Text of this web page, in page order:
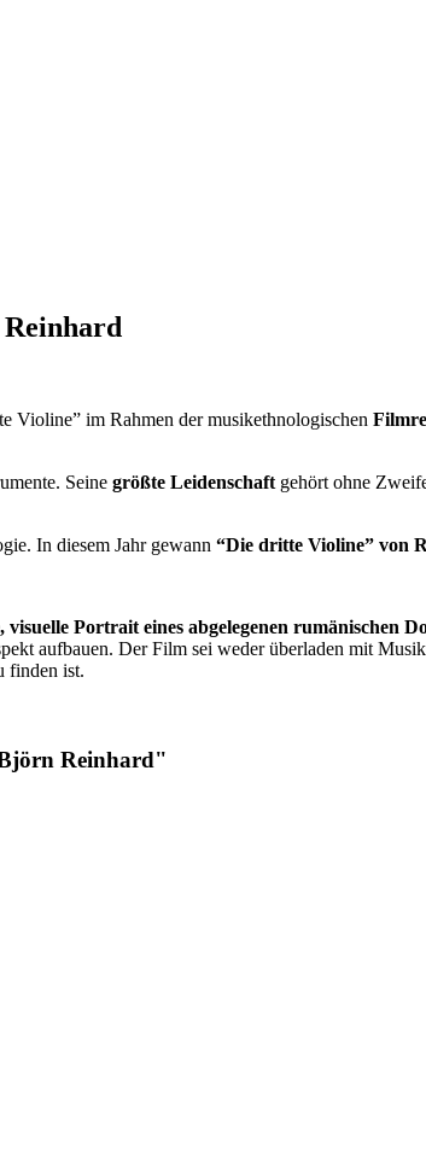
Violine” im Rahmen der musikethnologischen
Seine größte Leidenschaft gehört ohne
In diesem Jahr gewann “Die dritte Violine” von
visuelle Portrait eines abgelegenen rumänischen
aufbauen. Der Film sei weder überladen mit
finden ist.
Reinhard"